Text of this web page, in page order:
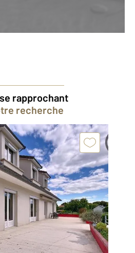
rapprochant
recherche